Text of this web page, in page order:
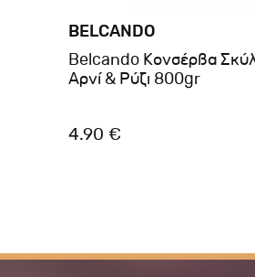
BELCANDO
Belcando Κονσέρβα
Αρνί & Ρύζι 800gr
4.90 €